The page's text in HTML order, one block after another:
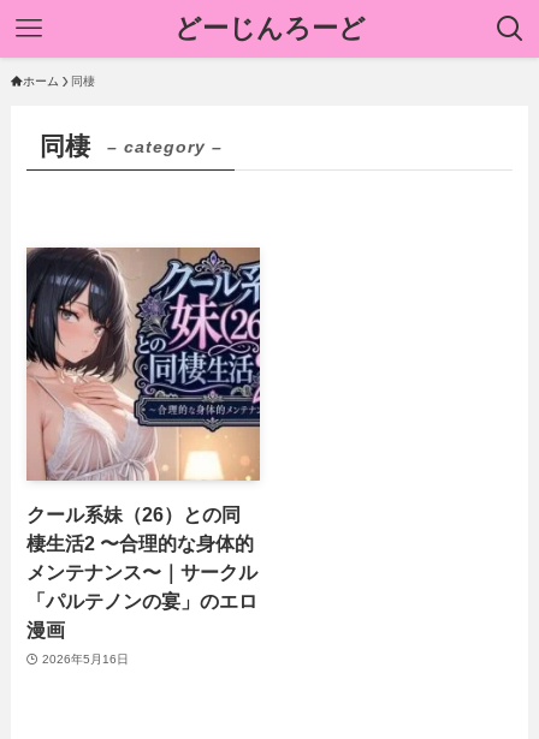
どーじんろーど
ホーム 同棲
同棲 – category –
クール系妹（26）との同
棲生活2 〜合理的な身体的
メンテナンス〜｜サークル
「パルテノンの宴」のエロ
漫画
2026年5月16日